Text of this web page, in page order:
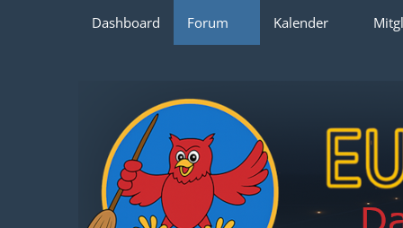
Dashboard Forum Kalender